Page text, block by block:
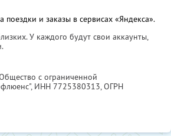
поездки и заказы в сервисах «Яндекса».
У каждого будут свои аккаунты,
с ограниченной
ИНН 7725380313, ОГРН